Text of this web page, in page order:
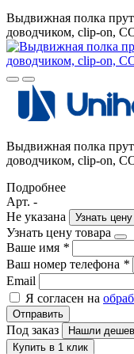
Выдвижная полка
доводчиком, clip-on,
Выдвижная полка
доводчиком, clip-on,
Подробнее
Арт. -
Не указана
Узнать цену
Узнать цену товара
Ваше имя *
Ваш номер телефона *
Email
Я согласен на
Отправить
Под заказ
Нашли
Купить в 1 клик